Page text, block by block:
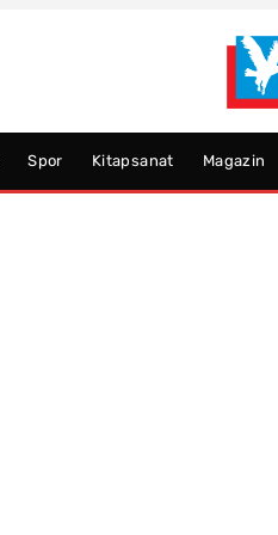
Spor Kitapsanat Magazin